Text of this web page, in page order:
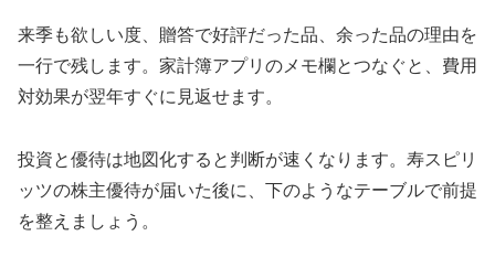
来季も欲しい度、贈答で好評だった品、余った品の理由を
一行で残します。家計簿アプリのメモ欄とつなぐと、費用
対効果が翌年すぐに見返せます。
投資と優待は地図化すると判断が速くなります。寿スピリ
ッツの株主優待が届いた後に、下のようなテーブルで前提
を整えましょう。